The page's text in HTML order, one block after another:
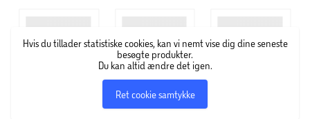
Hvis du tillader statistiske cookies, kan vi nemt vise dig dine seneste
besøgte produkter.
Du kan altid ændre det igen.
Ret cookie samtykke